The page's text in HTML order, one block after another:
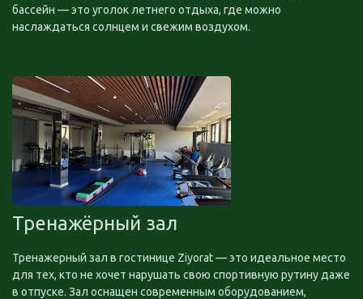
бассейн — это уголок летнего отдыха, где можно
наслаждаться солнцем и свежим воздухом.
Тренажёрный зал
Тренажерный зал в гостинице Ziyorat — это идеальное место
для тех, кто не хочет нарушать свою спортивную рутину даже
в отпуске. Зал оснащен современным оборудованием,